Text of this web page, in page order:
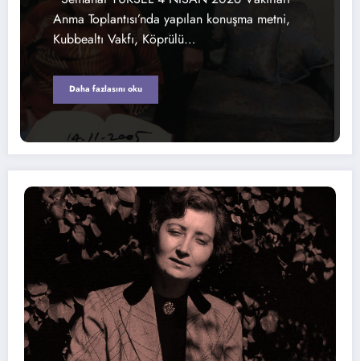
Anma Toplantısı’nda yapılan konuşma metni,
Kubbealtı Vakfı, Köprülü…
Daha fazlasını oku